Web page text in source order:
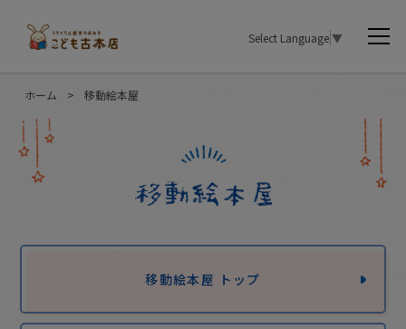
Select Language▼
ホーム > 移動絵本屋
移動絵本屋 トップ